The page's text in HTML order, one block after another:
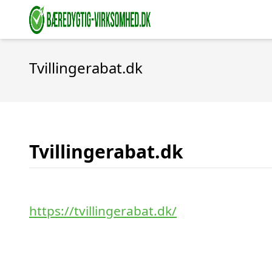
Tvillingerabat.dk
Tvillingerabat.dk
https://tvillingerabat.dk/